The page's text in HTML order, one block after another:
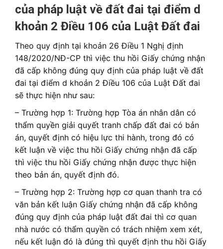
của pháp luật về đất đai tại điểm d
khoản 2 Điều 106 của Luật Đất đai
Theo quy định tại khoản 26 Điều 1 Nghị định
148/2020/NĐ-CP thì việc thu hồi Giấy chứng nhận
đã cấp không đúng quy định của pháp luật về đất
đai tại điểm d khoản 2 Điều 106 của Luật Đất đai
sẽ thực hiện như sau:
– Trường hợp 1: Trường hợp Tòa án nhân dân có
thẩm quyền giải quyết tranh chấp đất đai có bản
án, quyết định có hiệu lực thi hành, trong đó có
kết luận về việc thu hồi Giấy chứng nhận đã cấp
thì việc thu hồi Giấy chứng nhận được thực hiện
theo bản án, quyết định đó.
– Trường hợp 2: Trường hợp cơ quan thanh tra có
văn bản kết luận Giấy chứng nhận đã cấp không
đúng quy định của pháp luật đất đai thì cơ quan
nhà nước có thẩm quyền có trách nhiệm xem xét,
nếu kết luận đó là đúng thì quyết định thu hồi Giấy